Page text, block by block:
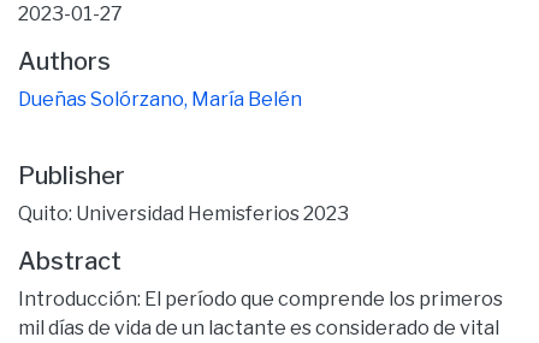
2023-01-27
Authors
Dueñas Solórzano, María Belén
Publisher
Quito: Universidad Hemisferios 2023
Abstract
Introducción: El período que comprende los primeros
mil días de vida de un lactante es considerado de vital